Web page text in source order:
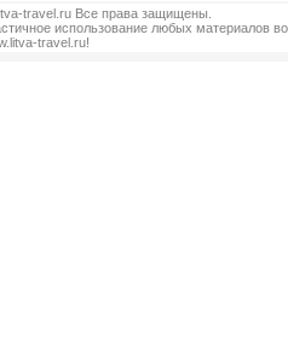
travel.ru Все права защищены.
использование любых материалов
travel.ru!